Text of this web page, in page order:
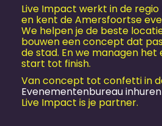
Live Impact werkt in de
en kent de Amersfoortse
We helpen je de beste
bouwen een concept dat
de stad. En we managen
start tot finish.
Van concept tot confetti in
Evenementen­bureau inhuren
Live Impact is je partner.